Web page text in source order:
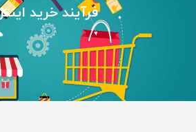
فرآیند خرید